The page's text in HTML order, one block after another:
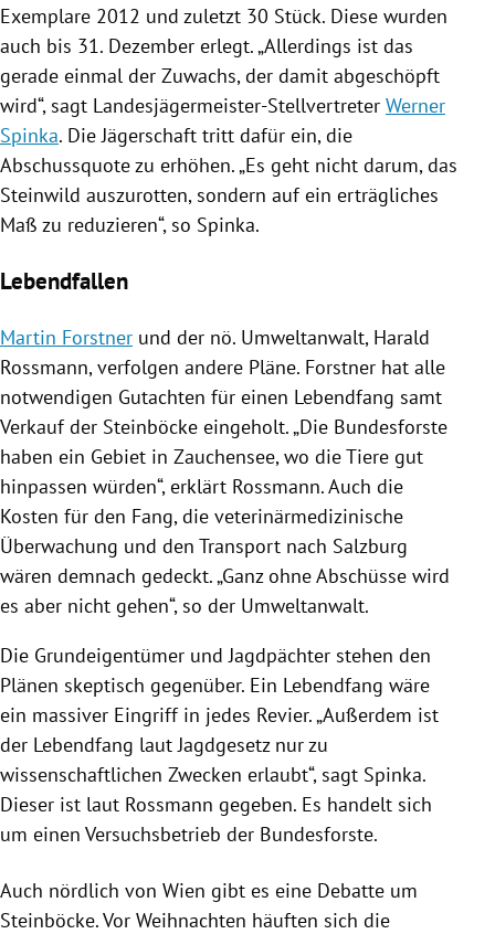
Exemplare 2012 und zuletzt 30 Stück. Diese wurden
auch bis 31. Dezember erlegt. „Allerdings ist das
gerade einmal der Zuwachs, der damit abgeschöpft
wird“, sagt Landesjägermeister-Stellvertreter Werner
Spinka. Die Jägerschaft tritt dafür ein, die
Abschussquote zu erhöhen. „Es geht nicht darum, das
Steinwild auszurotten, sondern auf ein erträgliches
Maß zu reduzieren“, so Spinka.
Lebendfallen
Martin Forstner und der nö. Umweltanwalt, Harald
Rossmann, verfolgen andere Pläne. Forstner hat alle
notwendigen Gutachten für einen Lebendfang samt
Verkauf der Steinböcke eingeholt. „Die Bundesforste
haben ein Gebiet in Zauchensee, wo die Tiere gut
hinpassen würden“, erklärt Rossmann. Auch die
Kosten für den Fang, die veterinärmedizinische
Überwachung und den Transport nach Salzburg
wären demnach gedeckt. „Ganz ohne Abschüsse wird
es aber nicht gehen“, so der Umweltanwalt.
Die Grundeigentümer und Jagdpächter stehen den
Plänen skeptisch gegenüber. Ein Lebendfang wäre
ein massiver Eingriff in jedes Revier. „Außerdem ist
der Lebendfang laut Jagdgesetz nur zu
wissenschaftlichen Zwecken erlaubt“, sagt Spinka.
Dieser ist laut Rossmann gegeben. Es handelt sich
um einen Versuchsbetrieb der Bundesforste.
Auch nördlich von Wien gibt es eine Debatte um
Steinböcke. Vor Weihnachten häuften sich die